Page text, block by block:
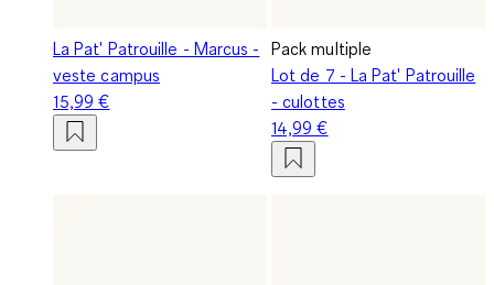
La Pat' Patrouille - Marcus -
veste campus
15,99 €
Pack multiple
Lot de 7 - La Pat' Patrouille
- culottes
14,99 €